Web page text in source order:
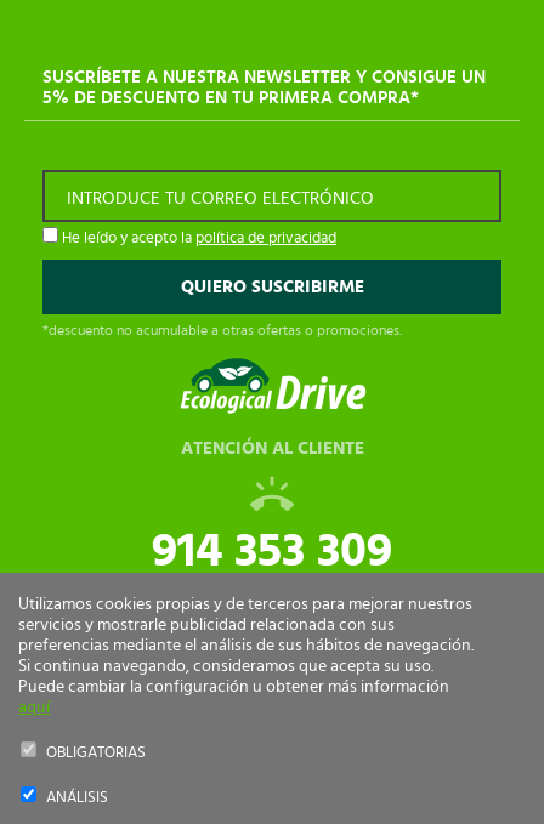
SUSCRÍBETE A NUESTRA NEWSLETTER Y CONSIGUE UN
5% DE DESCUENTO EN TU PRIMERA COMPRA*
INTRODUCE TU CORREO ELECTRÓNICO
He leído y acepto la política de privacidad
*descuento no acumulable a otras ofertas o promociones.
ATENCIÓN AL CLIENTE
914 353 309
tiendaonline@ecologicaldrive.com
Utilizamos cookies propias y de terceros para mejorar nuestros
servicios y mostrarle publicidad relacionada con sus
preferencias mediante el análisis de sus hábitos de navegación.
Si continua navegando, consideramos que acepta su uso.
Puede cambiar la configuración u obtener más información
aquí
OBLIGATORIAS
ANÁLISIS